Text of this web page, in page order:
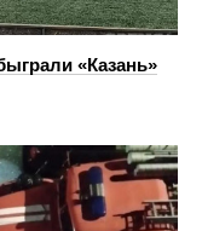
«Казань»